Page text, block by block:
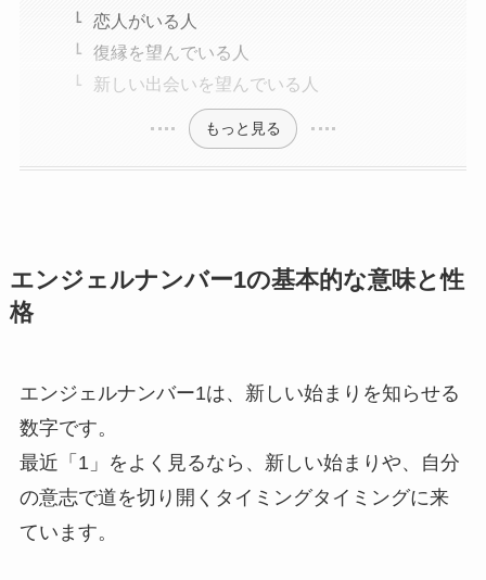
恋人がいる人
復縁を望んでいる人
新しい出会いを望んでいる人
もっと見る
エンジェルナンバー1の基本的な意味と性
格
エンジェルナンバー1は、新しい始まりを知らせる
数字です。
最近「1」をよく見るなら、新しい始まりや、自分
の意志で道を切り開くタイミングタイミングに来
ています。